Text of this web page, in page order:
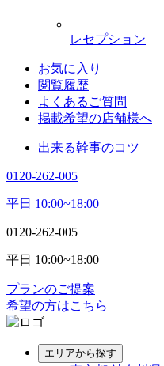
レセプション
お気に入り
閲覧履歴
よくあるご質問
掲載希望の店舗様へ
出来る幹事のコツ
0120-262-005
平日 10:00~18:00
0120-262-005
平日 10:00~18:00
プランのご提案
希望の方はこちら
エリアから探す